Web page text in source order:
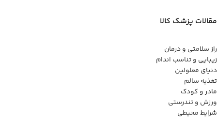
مقالات پزشک کالا
راز سلامتی و درمان
زیبایی و تناسب اندام
دنیای معلولین
تغذیه سالم
مادر و کودک
ورزش و تندرستی
شرایط محیطی